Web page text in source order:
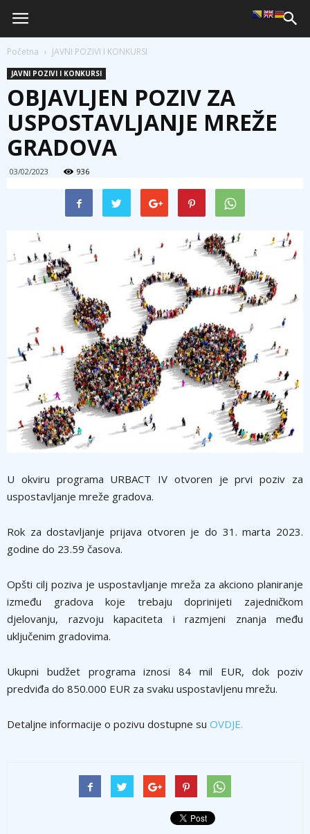
Početna JAVNI POZIVI I KONKURSI
JAVNI POZIVI I KONKURSI
OBJAVLJEN POZIV ZA
USPOSTAVLJANJE MREŽE
GRADOVA
03/02/2023 936
U okviru programa URBACT IV otvoren je prvi poziv za
uspostavljanje mreže gradova.
Rok za dostavljanje prijava otvoren je do 31. marta 2023.
godine do 23.59 časova.
Opšti cilj poziva je uspostavljanje mreža za akciono planiranje
između gradova koje trebaju doprinijeti zajedničkom
djelovanju, razvoju kapaciteta i razmjeni znanja među
uključenim gradovima.
Ukupni budžet programa iznosi 84 mil EUR, dok poziv
predviđa do 850.000 EUR za svaku uspostavljenu mrežu.
Detaljne informacije o pozivu dostupne su OVDJE.